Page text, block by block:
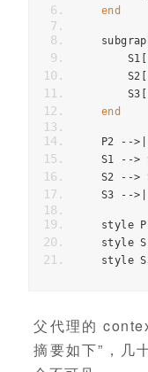
end
        S1
[
        S2
[
        S3
[
end
    P2
-->|
    S1
-->
    S2
-->
    S3
-->|
父代理的
摘要如下”，几